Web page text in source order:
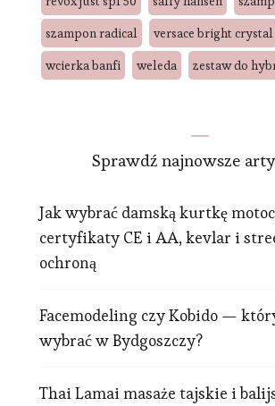
szampon radical
versace bright crystal
wcierka banfi
weleda zestaw do
Sprawdź najnowsze
Jak wybrać damską kurtkę
certyfikaty CE i AA, kevlar i
ochroną
Facemodeling czy Kobido —
wybrać w Bydgoszczy?
Thai Lamai masaże tajskie i